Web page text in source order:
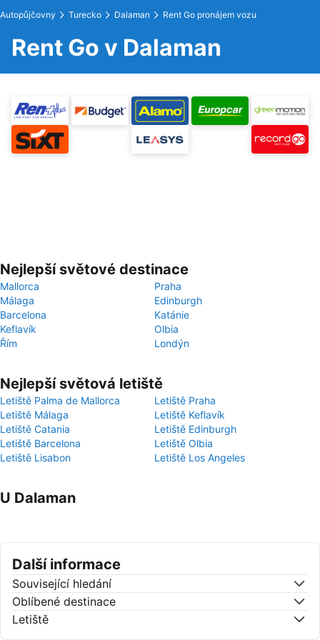
Autopůjčovny Turecko Dalaman Rent Go pronájem vozu
Rent Go v Dalaman
Nejlepší světové destinace
Mallorca
Praha
Málaga
Edinburgh
Barcelona
Katánie
Keflavík
Olbia
Řím
Londýn
Nejlepší světová letiště
Letiště Palma de Mallorca
Letiště Praha
Letiště Málaga
Letiště Keflavík
Letiště Catania
Letiště Edinburgh
Letiště Barcelona
Letiště Olbia
Letiště Lisabon
Letiště Los Angeles
U Dalaman
Další informace
Související hledání
Oblíbené destinace
Letiště